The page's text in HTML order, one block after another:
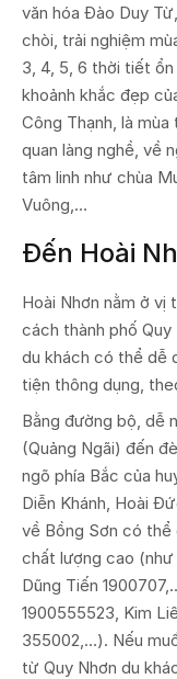
văn hóa Đào Duy
chòi, trải nghiệm
3, 4, 5, 6 thời tiết ổn
khoảnh khắc đẹp
Công Thạnh, là
quan làng nghề, về
tâm linh như chùa
Vuông,…
Đến Hoài
Hoài Nhơn nằm ở vị
cách thành phố
du khách có thể dễ
tiện thông dụng,
Bằng đường bộ, dễ
(Quảng Ngãi) đến
ngõ phía Bắc của
Diễn Khánh, Hoài
về Bồng Sơn có
chất lượng cao (như
Dũng Tiến
1900555523, Kim
355002,…). Nếu
từ Quy Nhơn du